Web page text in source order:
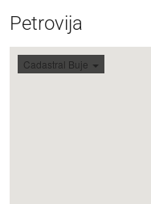
Petrovija
Cadastral Buje